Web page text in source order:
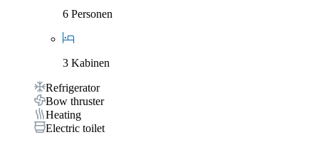
6 Personen
3 Kabinen
Refrigerator
Bow thruster
Heating
Electric toilet